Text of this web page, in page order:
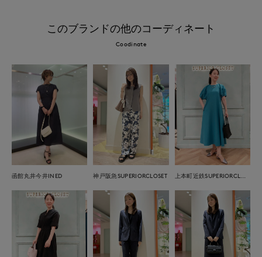
このブランドの他のコーディネート
Coodinate
函館丸井今井INED 神戸阪急SUPERIORCLOSET